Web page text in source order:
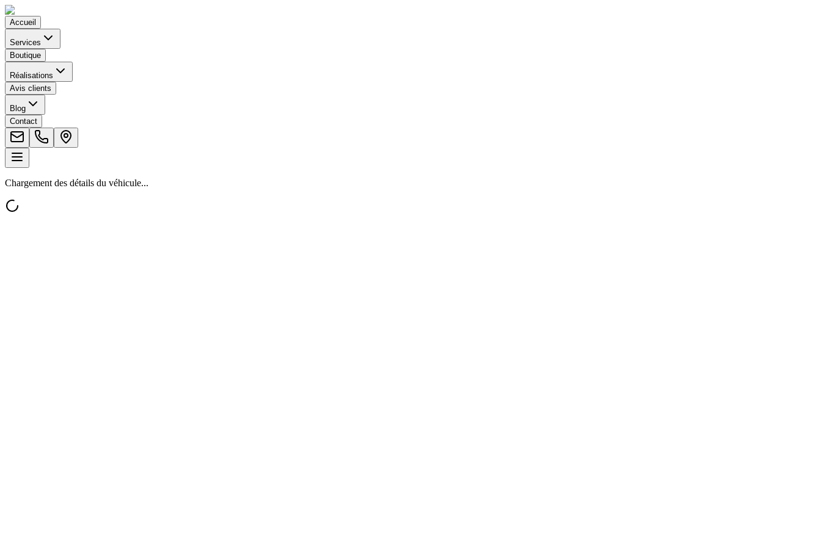
Accueil
Services
Boutique
Réalisations
Avis clients
Blog
Contact
Chargement des détails du véhicule...